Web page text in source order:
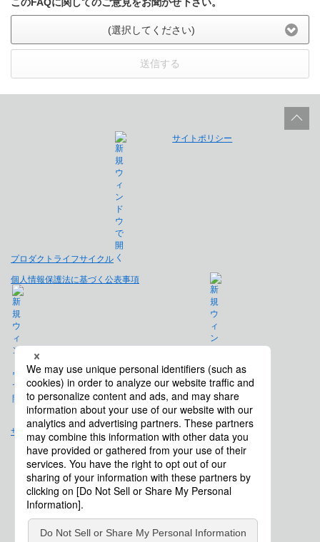
(選択してください)
送信する
プロダクトライフサイクル
サイトポリシー
個人情報保護法に基づく公表事項
免責事項
サイトマップ